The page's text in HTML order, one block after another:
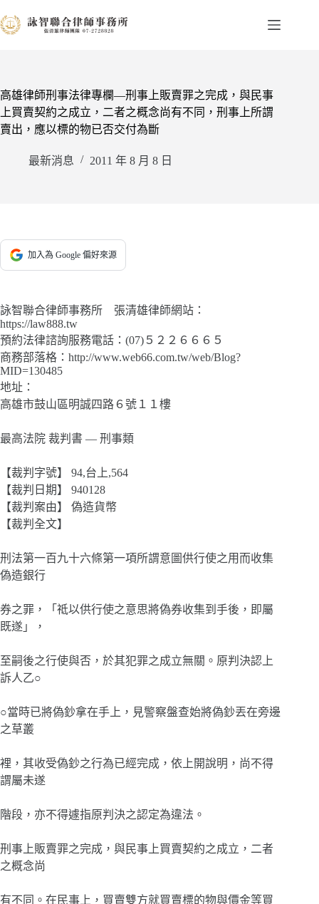
至
容
高雄律師刑事法律專欄—刑事上販賣罪之完成，與民事
上買賣契約之成立，二者之概念尚有不同，刑事上所謂
賣出，應以標的物已否交付為斷
最新消息 2011 年 8 月 8 日
加入為 Google 偏好來源
詠智聯合律師事務所 張清雄律師網站：
https://law888.tw
預約法律諮詢服務電話：(07)５２２６６６５
商務部落格：http://www.web66.com.tw/web/Blog?
MID=130485
地址：
高雄市鼓山區明誠四路６號１１樓
最高法院 裁判書 — 刑事類
【裁判字號】 94,台上,564
【裁判日期】 940128
【裁判案由】 偽造貨幣
【裁判全文】
刑法第一百九十六條第一項所謂意圖供行使之用而收集
偽造銀行
券之罪，「祗以供行使之意思將偽券收集到手後，即屬
既遂」，
至嗣後之行使與否，於其犯罪之成立無關。原判決認上
訴人乙○
○當時已將偽鈔拿在手上，見警察盤查始將偽鈔丟在旁邊
之草叢
裡，其收受偽鈔之行為已經完成，依上開說明，尚不得
謂屬未遂
階段，亦不得遽指原判決之認定為違法。
刑事上販賣罪之完成，與民事上買賣契約之成立，二者
之概念尚
有不同。在民事上，買賣雙方就買賣標的物與價金等買